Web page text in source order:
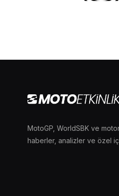
MotoGP, WorldSBK ve
haberler, analizler ve özel